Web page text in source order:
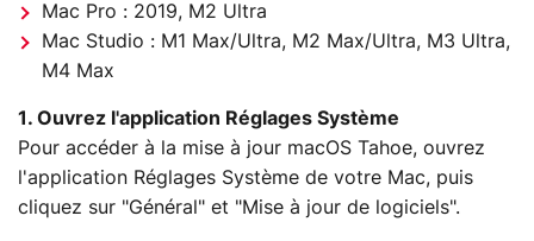
Mac Pro : 2019, M2 Ultra
Mac Studio : M1 Max/Ultra, M2 Max/Ultra, M3 Ultra,
M4 Max
1. Ouvrez l'application Réglages Système
Pour accéder à la mise à jour macOS Tahoe, ouvrez
l'application Réglages Système de votre Mac, puis
cliquez sur "Général" et "Mise à jour de logiciels".